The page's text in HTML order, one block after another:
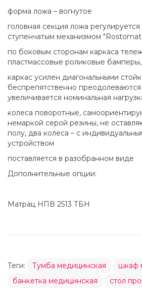
форма ложа – вогнутое
головная секция ложа
ступенчатым механизмом
по боковым сторонам каркаса
пластмассовые роликовые
каркас усилен диагональными
беспрепятственно
увеличивается номинальная
колеса поворотные,
немаркой серой резины, не
полу, два колеса – с
устройством
поставляется в разобранном виде
Дополнительные опции:
Матрац НПВ 2513 ТБН
Теги: Тумба медицинская
шкаф
банкетка медицинская
стол